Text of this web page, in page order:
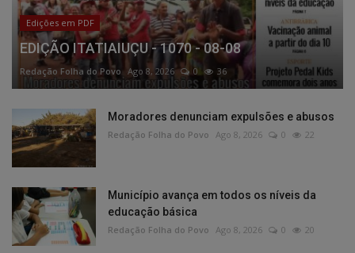
Edições em PDF
EDIÇÃO ITATIAIUÇU - 1070 - 08-08
Redação Folha do Povo Ago 8, 2026 0 36
Moradores denunciam expulsões e abusos
Redação Folha do Povo Ago 8, 2026 0 22
Município avança em todos os níveis da
educação básica
Redação Folha do Povo Ago 8, 2026 0 20